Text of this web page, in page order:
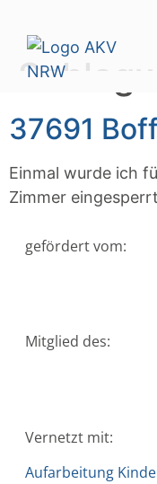
37691
Einmal wurde ich
Zimmer
gefördert vom:
Mitglied des:
Vernetzt mit:
Aufarbeitung